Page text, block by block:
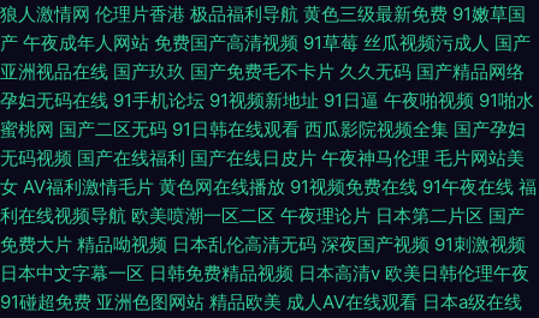
狼人激情网 伦理片香港 极品福利导航 黄色三级最新免费 91嫩草国
产 午夜成年人网站 免费国产高清视频 91草莓 丝瓜视频污成人 国产
亚洲视品在线 国产玖玖 国产免费毛不卡片 久久无码 国产精品网络
孕妇无码在线 91手机论坛 91视频新地址 91日逼 午夜啪视频 91啪水
蜜桃网 国产二区无码 91日韩在线观看 西瓜影院视频全集 国产孕妇
无码视频 国产在线福利 国产在线日皮片 午夜神马伦理 毛片网站美
女 AV福利激情毛片 黄色网在线播放 91视频免费在线 91午夜在线 福
利在线视频导航 欧美喷潮一区二区 午夜理论片 日本第二片区 国产
免费大片 精品呦视频 日本乱伦高清无码 深夜国产视频 91刺激视频
日本中文字幕一区 日韩免费精品视频 日本高清v 欧美日韩伦理午夜
91碰超免费 亚洲色图网站 精品欧美 成人AV在线观看 日本a级在线